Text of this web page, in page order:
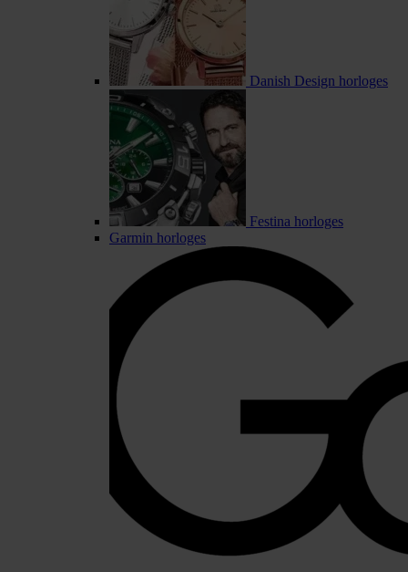
Danish Design horloges
Festina horloges
Garmin horloges